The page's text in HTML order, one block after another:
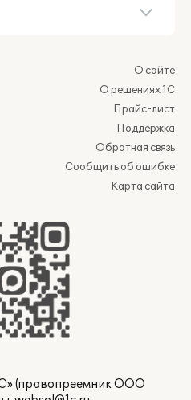
О сайте
О решениях 1С
Прайс-лист
Поддержка
Обратная связь
Сообщить об ошибке
Карта сайта
(правопреемник ООО